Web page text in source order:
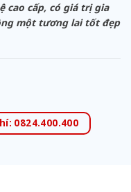
cao cấp, có giá trị gia
một tương lai tốt đẹp
0824.400.400